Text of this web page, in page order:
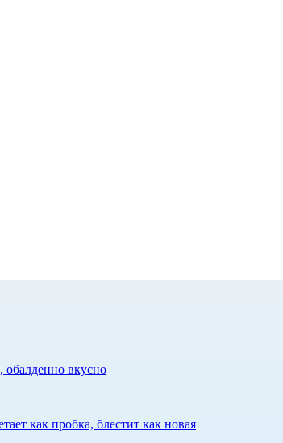
обалденно вкусно
как пробка, блестит как новая